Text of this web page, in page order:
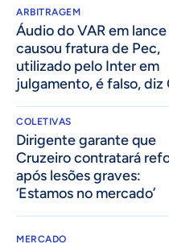
ARBITRAGEM
Áudio do VAR em
causou fratura de Pec,
utilizado pelo Inter em
julgamento, é falso, diz
COLETIVAS
Dirigente garante que
Cruzeiro contratará
após lesões graves:
‘Estamos no mercado’
MERCADO